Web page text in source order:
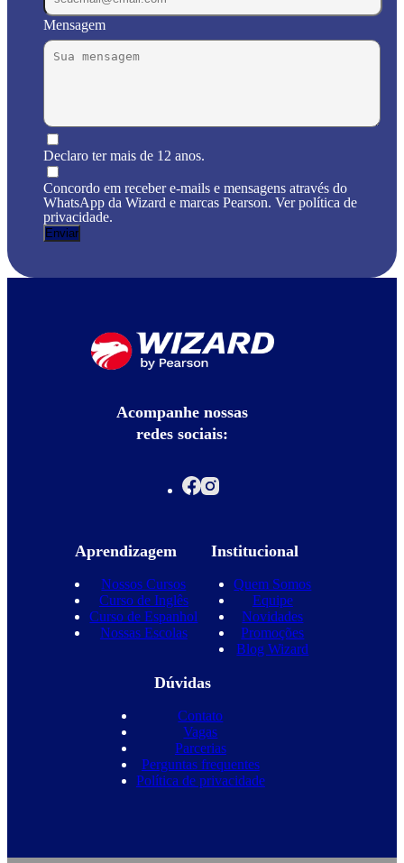
Mensagem
Declaro ter mais de 12 anos.
Concordo em receber e-mails e mensagens através do
WhatsApp da Wizard e marcas Pearson. Ver política de
privacidade.
Acompanhe nossas
redes sociais:
Aprendizagem
Nossos Cursos
Curso de Inglês
Curso de Espanhol
Nossas Escolas
Institucional
Quem Somos
Equipe
Novidades
Promoções
Blog Wizard
Dúvidas
Contato
Vagas
Parcerias
Perguntas frequentes
Política de privacidade